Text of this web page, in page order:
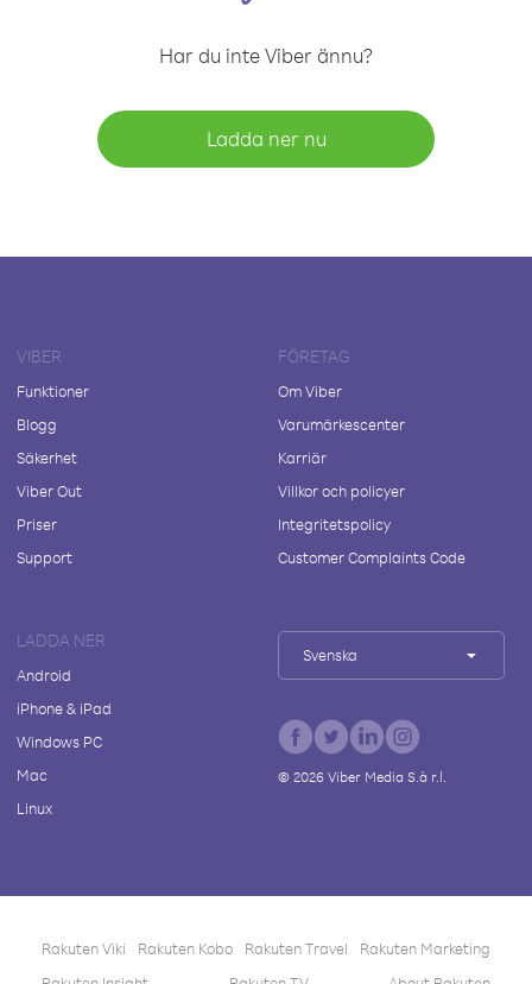
Har du inte Viber ännu?
Ladda ner nu
VIBER
Funktioner
Blogg
Säkerhet
Viber Out
Priser
Support
FÖRETAG
Om Viber
Varumärkescenter
Karriär
Villkor och policyer
Integritetspolicy
Customer Complaints Code
LADDA NER
Android
iPhone & iPad
Windows PC
Mac
Linux
Svenska
© 2026Viber Media S.à r.l.
Rakuten Viki Rakuten Kobo Rakuten Travel
Rakuten Marketing